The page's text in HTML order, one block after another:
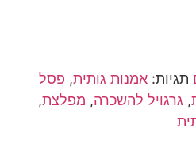
תגיות: אמנות גותית, פסל
, גרגויל להשכרה, מפלצת,